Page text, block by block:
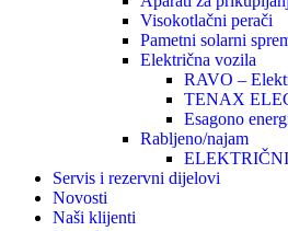
Visokotlačni perači
Pametni solarni
Električna vozila
RAVO –
TENAX
Esagono
Rabljeno/najam
Servis i rezervni dijelovi
Novosti
Naši klijenti